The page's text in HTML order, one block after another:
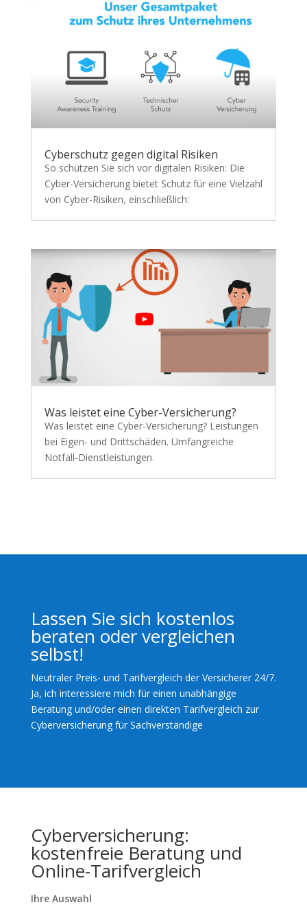
Cyberschutz gegen digital Risiken
So schützen Sie sich vor digitalen Risiken: Die
Cyber-Versicherung bietet Schutz für eine Vielzahl
von Cyber-Risiken, einschließlich:
Was leistet eine Cyber-Versicherung?
Was leistet eine Cyber-Versicherung? Leistungen
bei Eigen- und Drittschäden. Umfangreiche
Notfall-Dienstleistungen.
Lassen Sie sich kostenlos
beraten oder vergleichen
selbst!
Neutraler Preis- und Tarifvergleich der Versicherer 24/7.
Ja, ich interessiere mich für einen unabhängige
Beratung und/oder einen direkten Tarifvergleich zur
Cyberversicherung für Sachverständige
Cyberversicherung:
kostenfreie Beratung und
Online-Tarifvergleich
Ihre Auswahl